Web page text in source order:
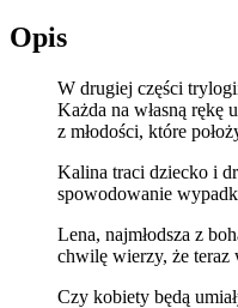
Opis
W drugiej części
Każda na własną rękę
z młodości, które
Kalina traci dziecko i
spowodowanie
Lena, najmłodsza z
chwilę wierzy, że teraz
Czy kobiety będą